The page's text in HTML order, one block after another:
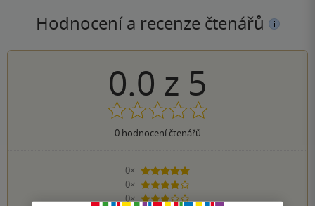
Hodnocení a recenze čtenářů
0.0 z 5
0hodnocení čtenářů
0×
5 hvězdiček
0×
4 hvězdičky
0×
3 hvězdičky